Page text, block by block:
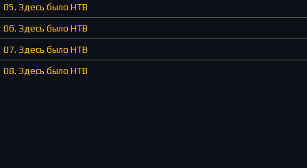
05. Здесь было НТВ
06. Здесь было НТВ
07. Здесь было НТВ
08. Здесь было НТВ